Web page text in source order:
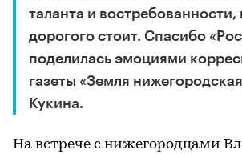
таланта и востребованности,
дорогого стоит. Спасибо
поделилась эмоциями
газеты «Земля
Кукина.
На встрече с нижегородцами